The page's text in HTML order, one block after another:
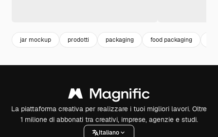
jar mockup prodotti packaging food packaging
La piattaforma creativa per realizzare i tuoi migliori lavori. Oltre
1 milione di abbonati tra creativi, imprese, agenzie e studi.
Italiano